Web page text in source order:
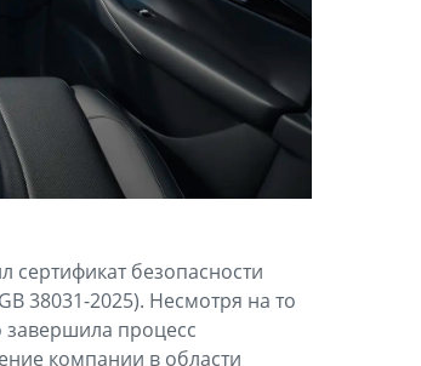
безопасности
38031-2025). Несмотря на то
завершила процесс
компании в области